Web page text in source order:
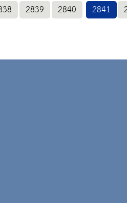
2839 2840 2841